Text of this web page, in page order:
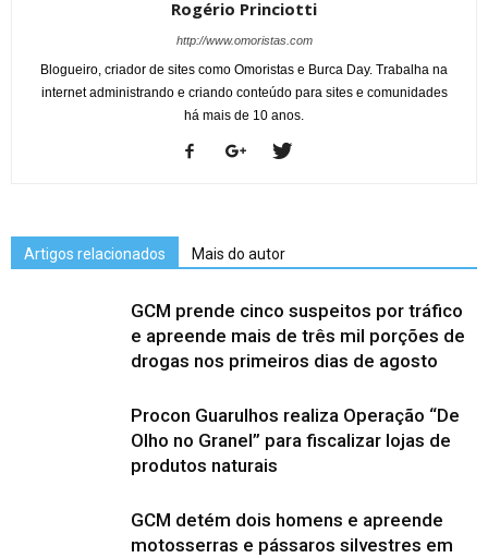
Rogério Princiotti
http://www.omoristas.com
Blogueiro, criador de sites como Omoristas e Burca Day. Trabalha na
internet administrando e criando conteúdo para sites e comunidades
há mais de 10 anos.
Artigos relacionados Mais do autor
GCM prende cinco suspeitos por tráfico
e apreende mais de três mil porções de
drogas nos primeiros dias de agosto
Procon Guarulhos realiza Operação “De
Olho no Granel” para fiscalizar lojas de
produtos naturais
GCM detém dois homens e apreende
motosserras e pássaros silvestres em